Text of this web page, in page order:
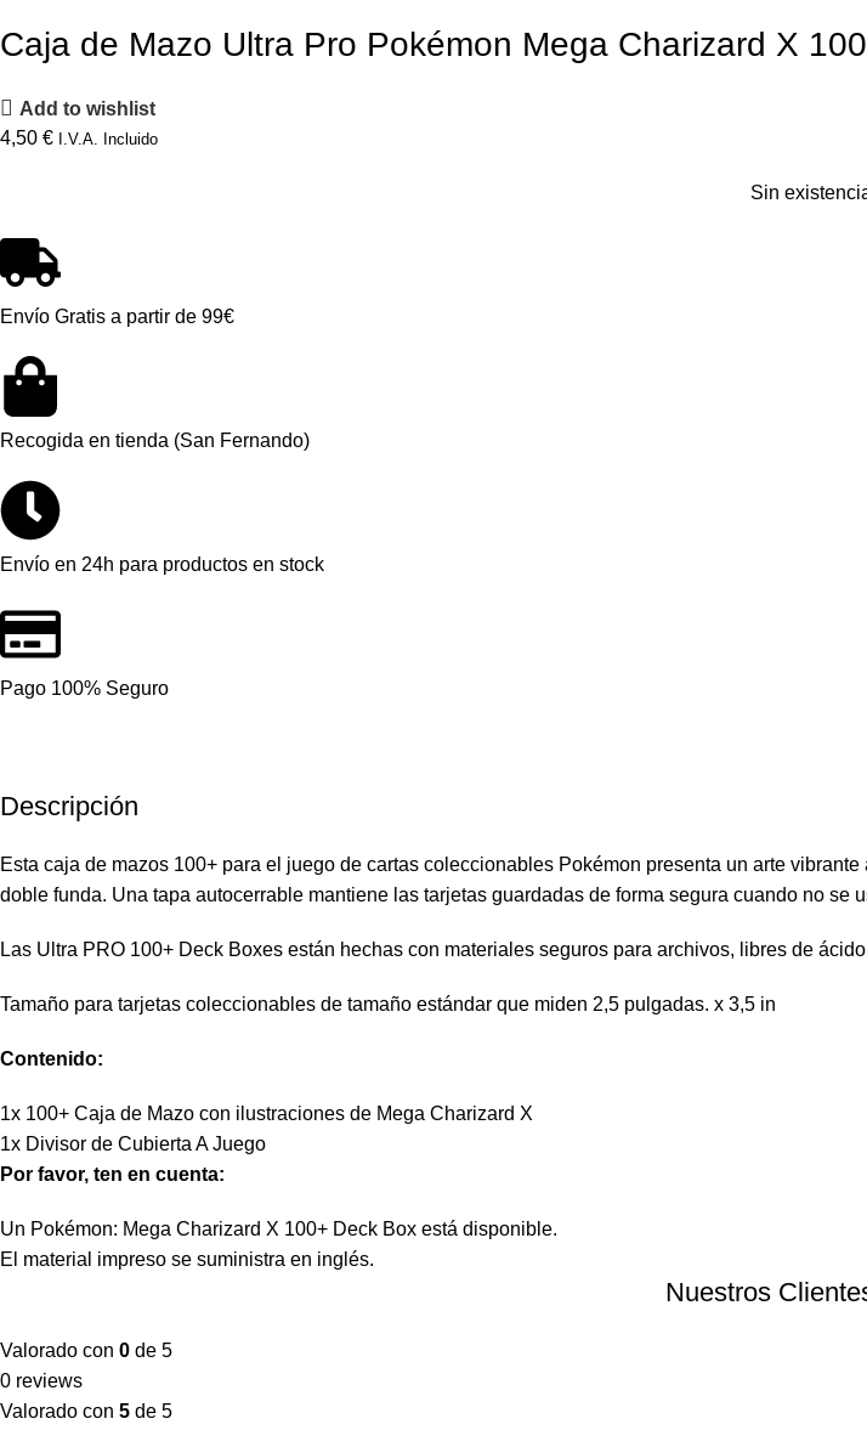
Caja de Mazo Ultra Pro Pokémon Mega Charizard X
Add to wishlist
4,50 € I.V.A. Incluido
Sin
Envío Gratis a partir de 99€
Recogida en tienda (San Fernando)
Envío en 24h para productos en stock
Pago 100% Seguro
Descripción
Esta caja de mazos 100+ para el juego de cartas coleccionables Pokémon presenta un arte
doble funda. Una tapa autocerrable mantiene las tarjetas guardadas de forma segura cuando no se
Las Ultra PRO 100+ Deck Boxes están hechas con materiales seguros para archivos, libres de
Tamaño para tarjetas coleccionables de tamaño estándar que miden 2,5 pulgadas. x 3,5 in
Contenido:
1x 100+ Caja de Mazo con ilustraciones de Mega Charizard X
1x Divisor de Cubierta A Juego
Por favor, ten en cuenta:
Un Pokémon: Mega Charizard X 100+ Deck Box está disponible.
El material impreso se suministra en inglés.
Nuestros
Valorado con 0 de 5
0 reviews
Valorado con 5 de 5